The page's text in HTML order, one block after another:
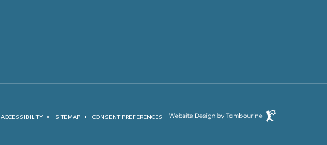
ACCESSIBILITY SITEMAP CONSENT PREFERENCES
Hotel
Web